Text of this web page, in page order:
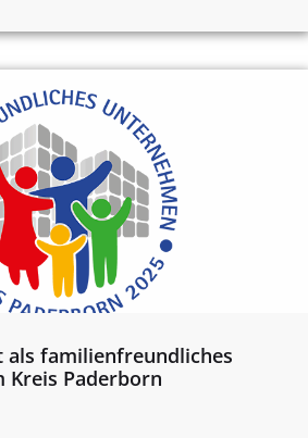
als familienfreundliches
Kreis Paderborn